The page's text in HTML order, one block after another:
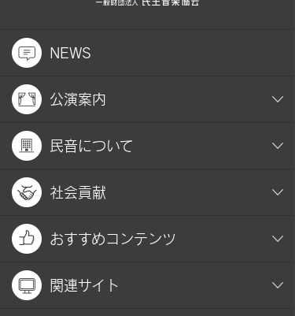
NEWS
公演案内
民音について
社会貢献
おすすめコンテンツ
関連サイト